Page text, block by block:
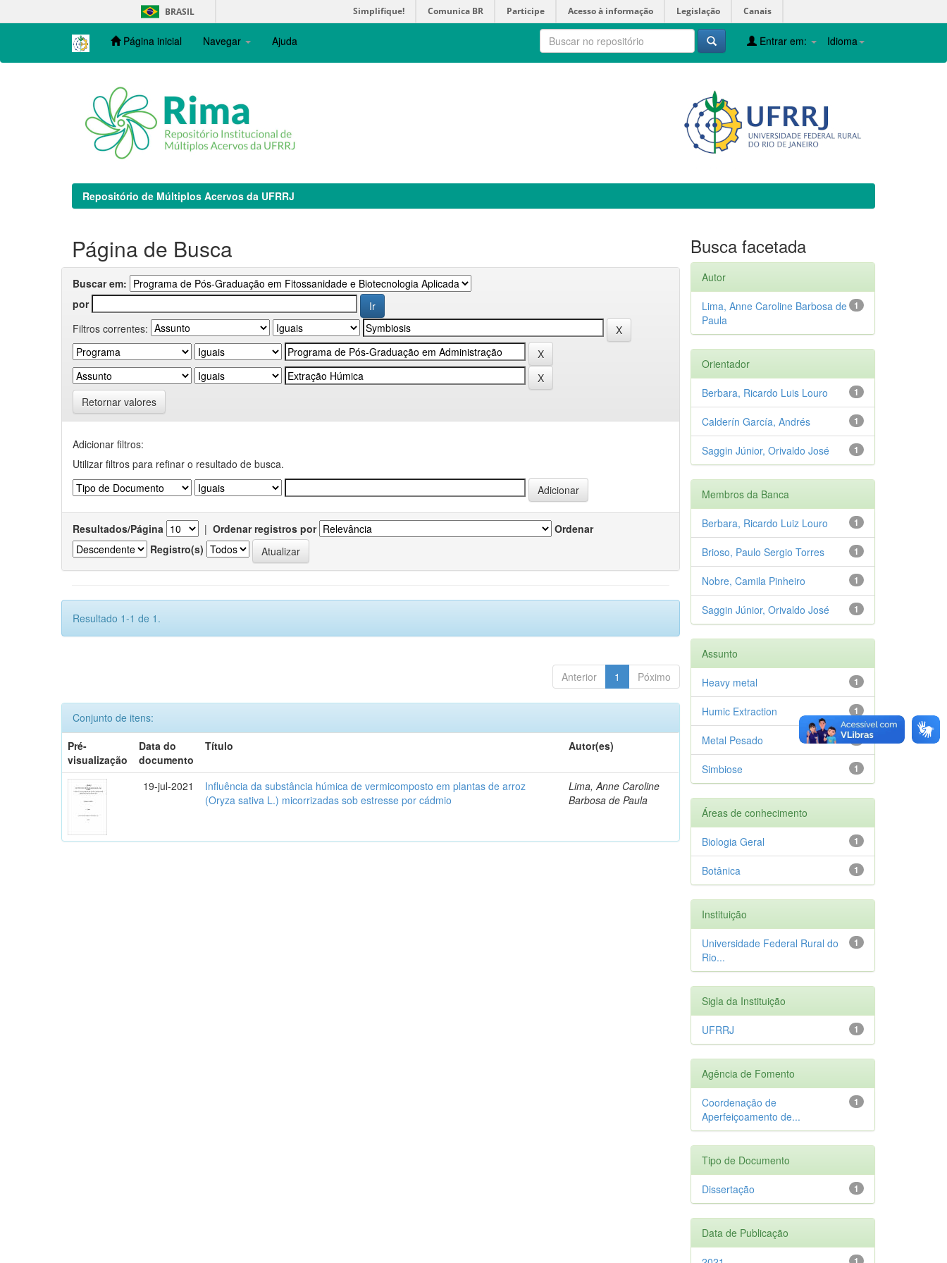
navigation
BRASIL Simplifique! Comunica BR Participe Acesso à informação Legislação Canais
Página inicial Navegar Ajuda Idioma
Entrar em:
Repositório de Múltiplos Acervos da UFRRJ
Página de Busca
Buscar em:
por
Filtros correntes:
Retornar valores
Adicionar filtros:
Utilizar filtros para refinar o resultado de busca.
Resultados/Página | Ordenar registros por
Ordenar
Registro(s)
Resultado 1-1 de 1.
Anterior 1 Póximo
Conjunto de itens:
Pré-
visualização
Data do
documento
Título Autor(es)
19-jul-2021
Influência da substância húmica de vermicomposto em plantas de arroz
(Oryza sativa L.) micorrizadas sob estresse por cádmio
Lima, Anne Caroline
Barbosa de Paula
Busca facetada
Autor
1
Lima, Anne Caroline Barbosa de
Paula
Orientador
1
Berbara, Ricardo Luis Louro
1
Calderín García, Andrés
1
Saggin Júnior, Orivaldo José
Membros da Banca
1
Berbara, Ricardo Luiz Louro
1
Brioso, Paulo Sergio Torres
1
Nobre, Camila Pinheiro
1
Saggin Júnior, Orivaldo José
Assunto
1
Heavy metal
1
Humic Extraction
1
Metal Pesado
1
Simbiose
Áreas de conhecimento
1
Biologia Geral
1
Botânica
Instituição
1
Universidade Federal Rural do
Rio...
Sigla da Instituição
1
UFRRJ
Agência de Fomento
1
Coordenação de
Aperfeiçoamento de...
Tipo de Documento
1
Dissertação
Data de Publicação